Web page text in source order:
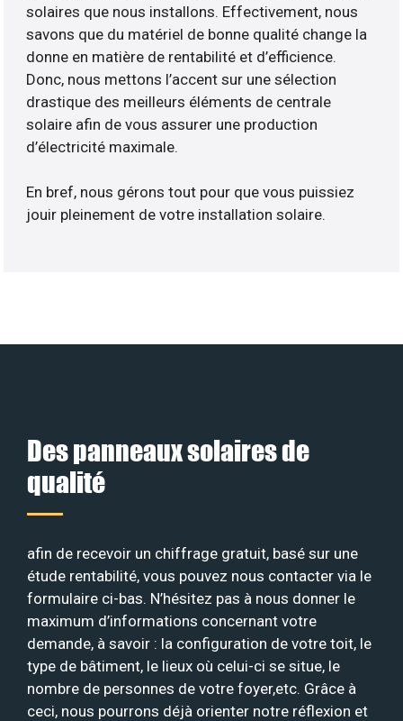
solaires que nous installons. Effectivement, nous
savons que du matériel de bonne qualité change la
donne en matière de rentabilité et d’efficience.
Donc, nous mettons l’accent sur une sélection
drastique des meilleurs éléments de centrale
solaire afin de vous assurer une production
d’électricité maximale.
En bref, nous gérons tout pour que vous puissiez
jouir pleinement de votre installation solaire.
Des panneaux solaires de
qualité
afin de recevoir un chiffrage gratuit, basé sur une
étude rentabilité, vous pouvez nous contacter via le
formulaire ci-bas. N’hésitez pas à nous donner le
maximum d’informations concernant votre
demande, à savoir : la configuration de votre toit, le
type de bâtiment, le lieux où celui-ci se situe, le
nombre de personnes de votre foyer,etc. Grâce à
ceci, nous pourrons déjà orienter notre réflexion et